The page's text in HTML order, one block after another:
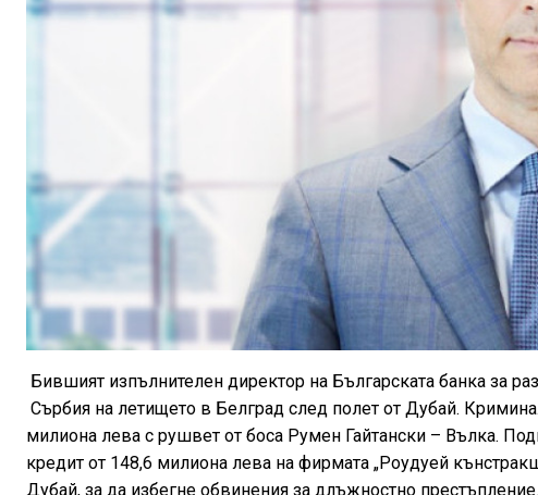
Бившият изпълнителен директор на Българската банка за
Сърбия на летището в Белград след полет от Дубай.
милиона лева с рушвет от боса Румен Гайтански – Вълка.
кредит от 148,6 милиона лева на фирмата „Роудуей
Дубай, за да избегне обвинения за длъжностно престъпление.